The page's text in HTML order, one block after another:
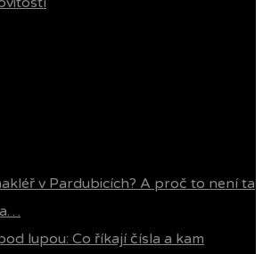
v Pardubicích? A proč to není ta
lupou: Co říkají čísla a kam